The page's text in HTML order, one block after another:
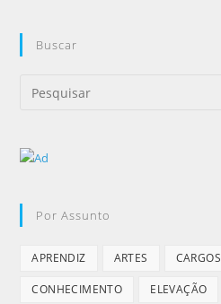
Buscar
Por Assunto
APRENDIZ ARTES CARGOS
CONHECIMENTO ELEVAÇÃO